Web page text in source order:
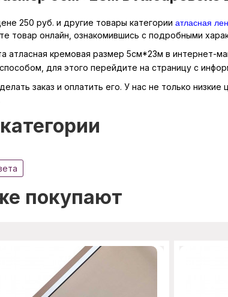
250 руб. и другие товары категории атласная
товар онлайн, ознакомившись с подробными
атласная кремовая размер 5см*23м в интернет-
для этого перейдите на страницу с
заказ и оплатить его. У нас не только
покупают